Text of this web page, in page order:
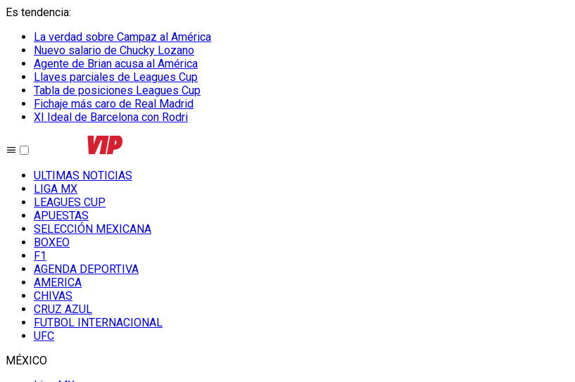
Es tendencia:
La verdad sobre Campaz al América
Nuevo salario de Chucky Lozano
Agente de Brian acusa al América
Llaves parciales de Leagues Cup
Tabla de posiciones Leagues Cup
Fichaje más caro de Real Madrid
XI Ideal de Barcelona con Rodri
ULTIMAS NOTICIAS
LIGA MX
LEAGUES CUP
APUESTAS
SELECCIÓN MEXICANA
BOXEO
F1
AGENDA DEPORTIVA
AMERICA
CHIVAS
CRUZ AZUL
FUTBOL INTERNACIONAL
UFC
MÉXICO